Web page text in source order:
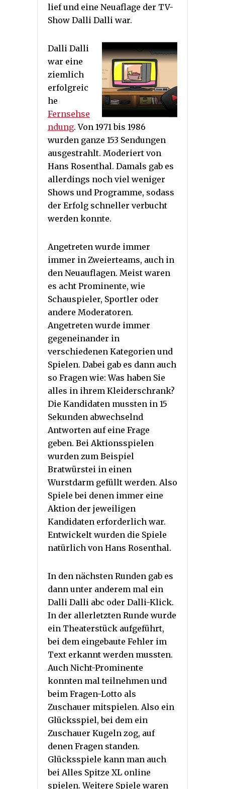
lief und eine Neuaflage der TV-
Show Dalli Dalli war.
Dalli Dalli
war eine
ziemlich
erfolgreic
he
Fernsehse
ndung. Von 1971 bis 1986
wurden ganze 153 Sendungen
ausgestrahlt. Moderiert von
Hans Rosenthal. Damals gab es
allerdings noch viel weniger
Shows und Programme, sodass
der Erfolg schneller verbucht
werden konnte.
Angetreten wurde immer
immer in Zweierteams, auch in
den Neuauflagen. Meist waren
es acht Prominente, wie
Schauspieler, Sportler oder
andere Moderatoren.
Angetreten wurde immer
gegeneinander in
verschiedenen Kategorien und
Spielen. Dabei gab es dann auch
so Fragen wie: Was haben Sie
alles in ihrem Kleiderschrank?
Die Kandidaten mussten in 15
Sekunden abwechselnd
Antworten auf eine Frage
geben. Bei Aktionsspielen
wurden zum Beispiel
Bratwürstei in einen
Wurstdarm gefüllt werden. Also
Spiele bei denen immer eine
Aktion der jeweiligen
Kandidaten erforderlich war.
Entwickelt wurden die Spiele
natürlich von Hans Rosenthal.
In den nächsten Runden gab es
dann unter anderem mal ein
Dalli Dalli abc oder Dalli-Klick.
In der allerletzten Runde wurde
ein Theaterstück aufgeführt,
bei dem eingebaute Fehler im
Text erkannt werden mussten.
Auch Nicht-Prominente
konnten mal teilnehmen und
beim Fragen-Lotto als
Zuschauer mitspielen. Also ein
Glücksspiel, bei dem ein
Zuschauer Kugeln zog, auf
denen Fragen standen.
Glücksspiele kann man auch
bei Alles Spitze XL online
spielen. Weitere Spiele waren